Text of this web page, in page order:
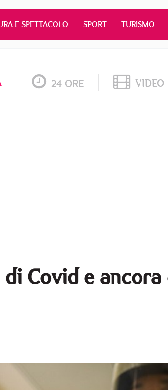
E SPETTACOLO SPORT TURISMO
24 ORE VIDEO
Covid e